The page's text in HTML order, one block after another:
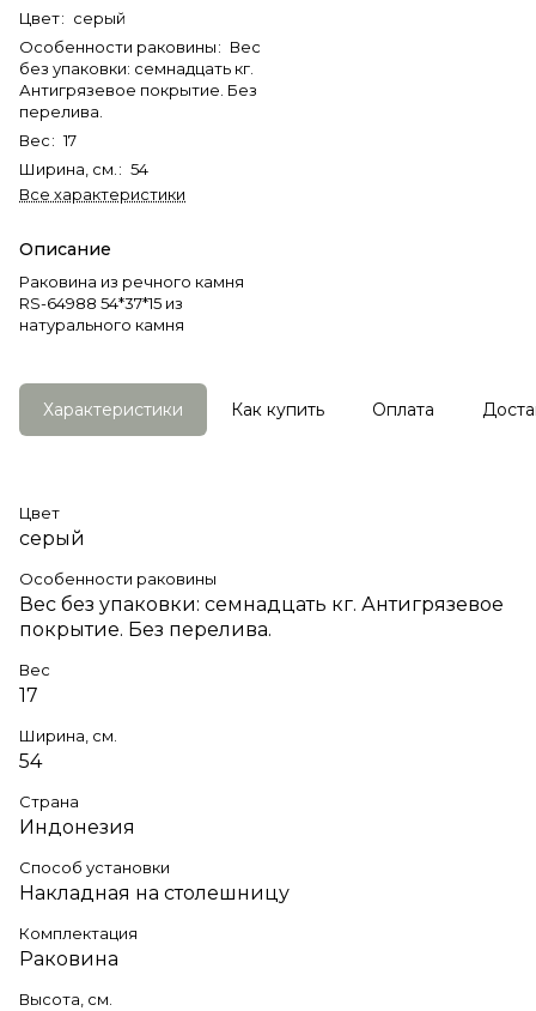
Цвет: серый
Особенности раковины: Вес
без упаковки: семнадцать кг.
Антигрязевое покрытие. Без
перелива.
Вес: 17
Ширина, см. : 54
Все характеристики
Описание
Раковина из речного камня
RS-64988 54*37*15 из
натурального камня
Характеристики Как купить Оплата
Цвет
серый
Особенности раковины
Вес без упаковки: семнадцать кг. Антигрязевое
покрытие. Без перелива.
Вес
17
Ширина, см.
54
Страна
Индонезия
Способ установки
Накладная на столешницу
Комплектация
Раковина
Высота, см.